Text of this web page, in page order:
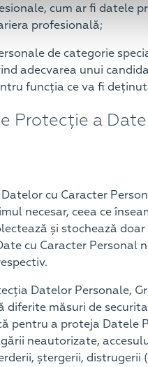
cum ar fi datele
profesională;
de categorie
adecvarea unui
funcția ce va fi
Protecție a
Datelor cu Caracter
necesar, ceea ce
și stochează doar
cu Caracter Personal
Datelor Personale,
diferite măsuri de
pentru a proteja Datele
neautorizate,
ștergerii, distrugerii